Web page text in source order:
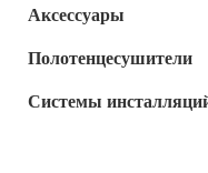
Аксессуары
Полотенцесушители
Системы